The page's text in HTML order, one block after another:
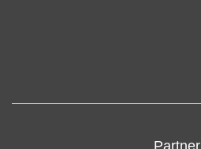
Partner